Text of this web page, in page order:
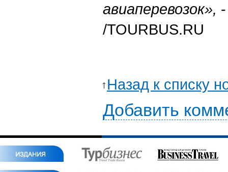
авиаперевозок»,
/TOURBUS.RU
Назад к списку
Добавить